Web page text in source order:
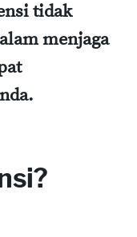
tidak
menjaga